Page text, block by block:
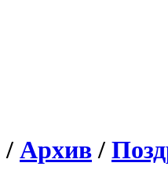
/ Архив /